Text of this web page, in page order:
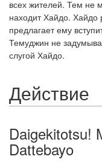
всех жителей. Тем не
находит Хайдо. Хайдо
предлагает ему
Темуджин не
слугой Хайдо.
Действие
Daigekitotsu!
Dattebayo